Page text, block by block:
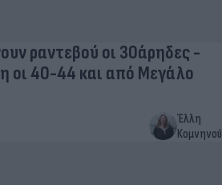
ραντεβού οι 30άρηδες -
οι 40-44 και από Μεγάλο
Έλλη
Κομνηνού